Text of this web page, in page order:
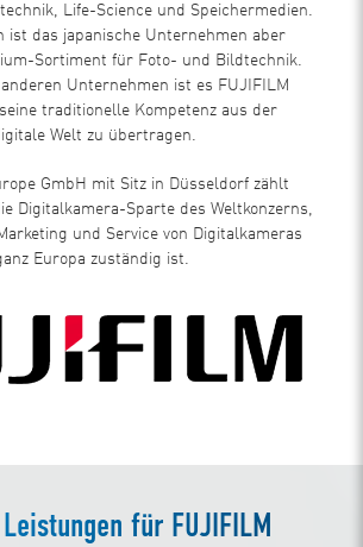
Life-Science und Speichermedien.
ist das japanische Unternehmen aber
Sortiment für Foto- und Bildtechnik.
Unternehmen ist es FUJIFILM
traditionelle Kompetenz aus der
Welt zu übertragen.
GmbH mit Sitz in Düsseldorf zählt
Digitalkamera-Sparte des Weltkonzerns,
und Service von Digitalkameras
Europa zuständig ist.
für FUJIFILM